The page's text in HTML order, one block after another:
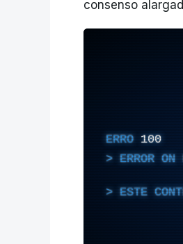
consenso
ERRO 100
ERROR
ESTE